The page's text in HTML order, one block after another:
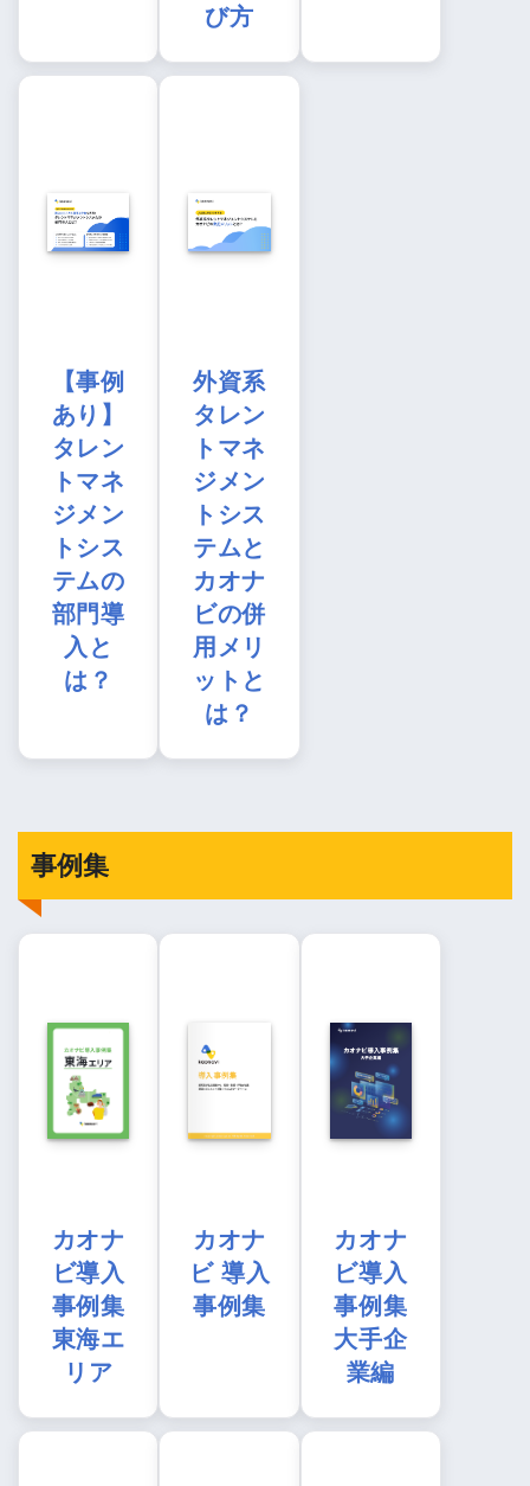
び方
【事例
あり】
タレン
トマネ
ジメン
トシス
テムの
部門導
入と
は？
外資系
タレン
トマネ
ジメン
トシス
テムと
カオナ
ビの併
用メリ
ットと
は？
事例集
カオナ
ビ導入
事例集
東海エ
リア
カオナ
ビ 導入
事例集
カオナ
ビ導入
事例集
大手企
業編